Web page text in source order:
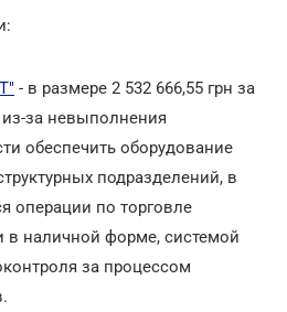
- в размере 2 532 666,55 грн за
за невыполнения
обеспечить оборудование
подразделений, в
операции по торговле
наличной форме, системой
за процессом